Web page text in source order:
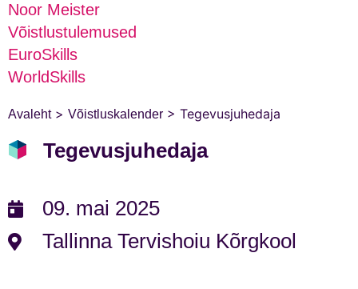
Noor Meister
Võistlustulemused
EuroSkills
WorldSkills
Avaleht> Võistluskalender > Tegevusjuhedaja
Tegevusjuhedaja
09. mai 2025
Tallinna Tervishoiu Kõrgkool